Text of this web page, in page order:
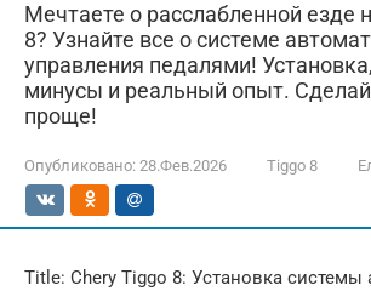
Мечтаете о расслабленной езде
8? Узнайте все о системе
управления педалями!
минусы и реальный опыт.
проще!
Опубликовано: 28.Фев.2026 Tiggo 8
Title: Chery Tiggo 8: Установка системы